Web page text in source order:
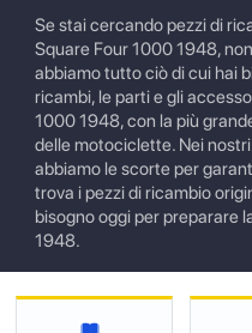
Se stai cercando pezzi di
Square Four 1000 1948,
abbiamo tutto ciò di cui hai
ricambi, le parti e gli
1000 1948, con la più
delle motociclette. Nei
abbiamo le scorte per
trova i pezzi di ricambio
bisogno oggi per preparare
1948.